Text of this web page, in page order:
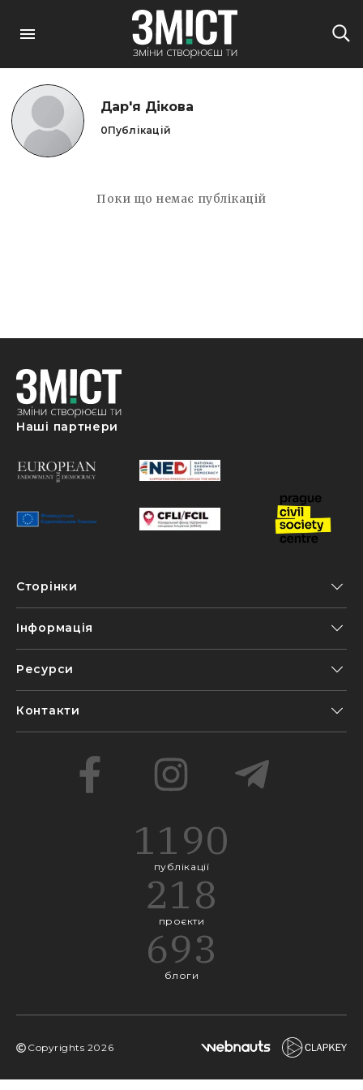
Дар'я Дікова
0Публікацій
Поки що немає публікацій
Наші партнери
Сторінки
Інформація
Ресурси
Контакти
1190
публікації
218
проєкти
693
блоги
Copyrights 2026